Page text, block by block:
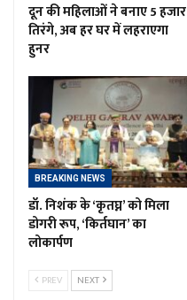
दून की महिलाओं ने बनाए 5 हजार
तिरंगे, अब हर घर में लहराएगा
हुनर
BREAKING NEWS
डॉ. निशंक के ‘कृतघ्न’ को मिला
डोगरी रूप, ‘किर्तघान’ का
लोकार्पण
PREV NEXT